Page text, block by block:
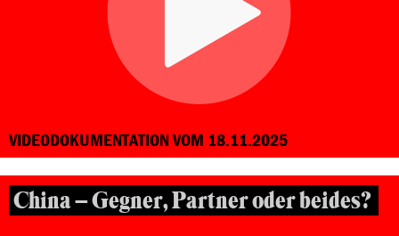
VIDEODOKUMENTATION VOM 18.11.2025
China – Gegner, Partner oder beides?